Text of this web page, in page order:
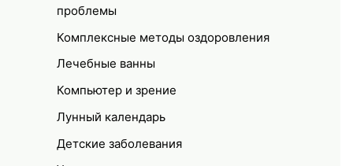
проблемы
Комплексные методы оздоровления
Лечебные ванны
Компьютер и зрение
Лунный календарь
Детские заболевания